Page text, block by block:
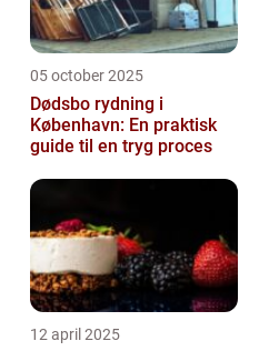
05 october 2025
Dødsbo rydning i
København: En praktisk
guide til en tryg proces
12 april 2025